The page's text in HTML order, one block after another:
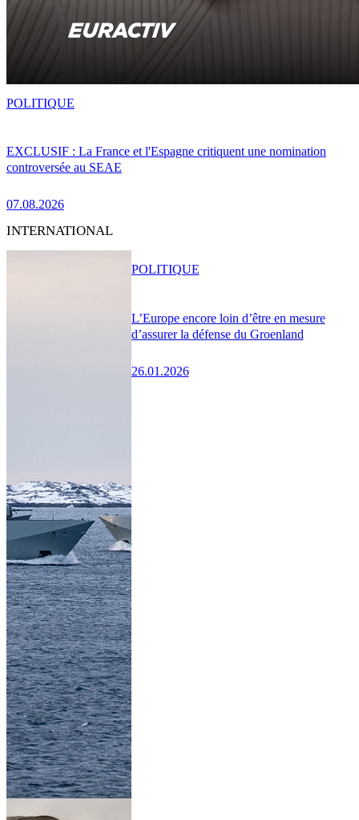
EXCLUSIF : La France et l'Espagne critiquent une nomination
controversée au SEAE
07.08.2026
POLITIQUE
INTERNATIONAL
L’Europe encore loin d’être en mesure
d’assurer la défense du Groenland
26.01.2026
POLITIQUE